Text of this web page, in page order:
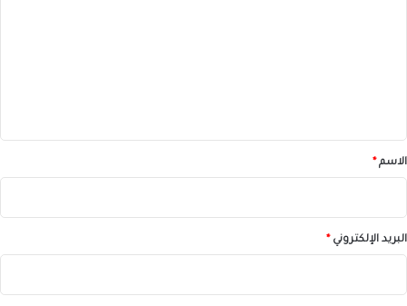
*الاسم*
البريد الإلكتروني*